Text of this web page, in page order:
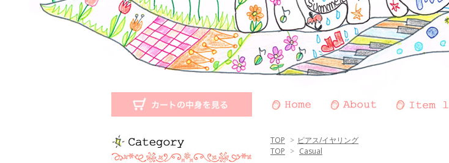
TOP > ピアス/イヤリング
TOP > Casual